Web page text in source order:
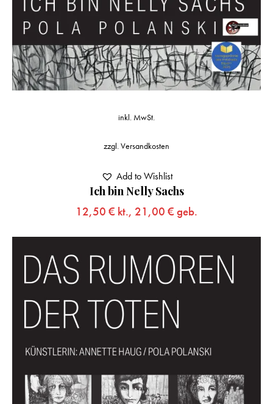
Ich bin Nelly Sachs
12,50 € kt., 21,00 € geb.
inkl. MwSt.
zzgl.Versandkosten
Add to Wishlist